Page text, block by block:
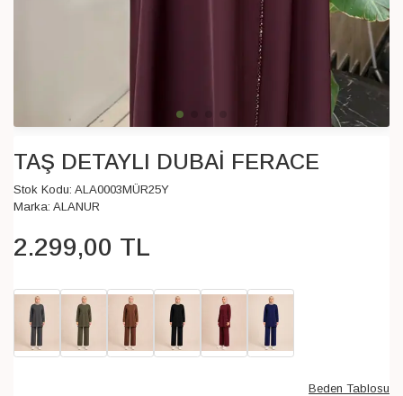
TAŞ DETAYLI DUBAİ FERACE
Stok Kodu: ALA0003MÜR25Y
Marka: ALANUR
2.299,00 TL
Beden Tablosu